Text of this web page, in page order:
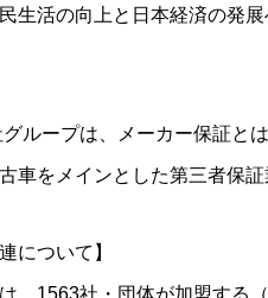
生活の向上と日本経済の発
ループは、メーカー保証と
車をメインとした第三者保
について】
、1563社・団体が加盟する